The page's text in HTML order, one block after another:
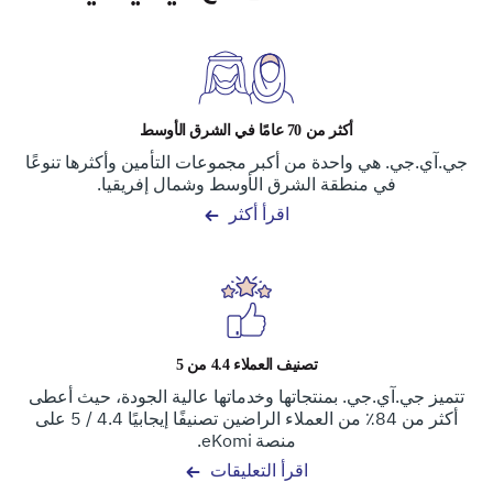
أكثر من 70 عامًا في الشرق الأوسط
جي.آي.جي. هي واحدة من أكبر مجموعات التأمين وأكثرها تنوعًا
في منطقة الشرق الأوسط وشمال إفريقيا.
اقرأ أكثر
تصنيف العملاء 4.4 من 5
تتميز جي.آي.جي. بمنتجاتها وخدماتها عالية الجودة، حيث أعطى
أكثر من 84٪ من العملاء الراضين تصنيفًا إيجابيًا 4.4 / 5 على
منصة eKomi.
اقرأ التعليقات